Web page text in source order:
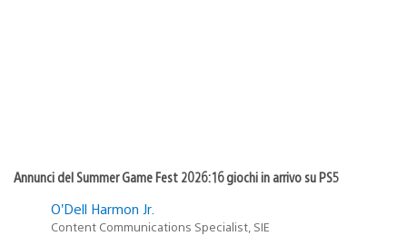
Annunci del Summer Game Fest 2026: 16 giochi in arrivo su PS5
O’Dell Harmon Jr.
Content Communications Specialist, SIE